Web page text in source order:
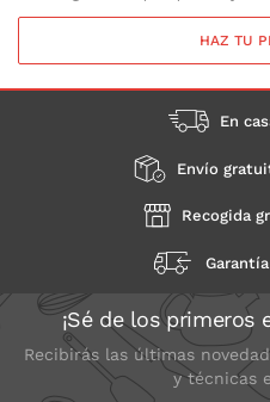
HAZ TU
En
Envío
Recogida
¡Sé de los primeros
Recibirás las últimas
y técnicas